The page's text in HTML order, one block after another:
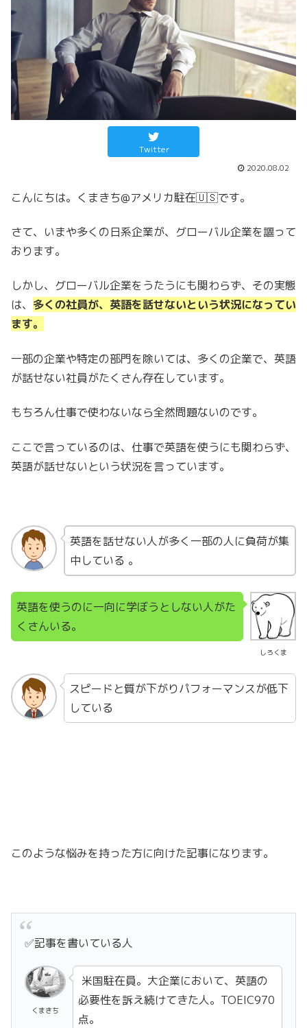
Twitter
2020.08.02
こんにちは。くまきち@アメリカ駐在🇺🇸です。
さて、いまや多くの日系企業が、グローバル企業を謳って
おります。
しかし、グローバル企業をうたうにも関わらず、その実態
は、 多くの社員が、英語を話せないという状況になってい
ます。
一部の企業や特定の部門を除いては、多くの企業で、英語
が話せない社員がたくさん存在しています。
もちろん仕事で使わないなら全然問題ないのです。
ここで言っているのは、仕事で英語を使うにも関わらず、
英語が話せないという状況を言っています。
英語を話せない人が多く一部の人に負荷が集
中している 。
しろくま
英語を使うのに一向に学ぼうとしない人がた
くさんいる。
スピードと質が下がりパフォーマンスが低下
している
このような悩みを持った方に向けた記事になります。
✅記事を書いている人
くまきち
米国駐在員。大企業において、英語の
必要性を訴え続けてきた人。TOEIC970
点。